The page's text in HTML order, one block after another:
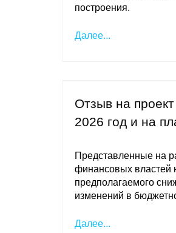
построения.
Далее...
Отзыв на
2026 год и на
Представленные на
финансовых властей
предполагаемого
изменений в
Далее...